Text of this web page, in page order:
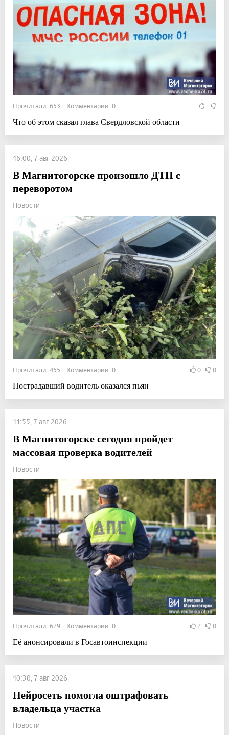
Прочитали: 653 Комментарии: 0
Что об этом сказал глава Свердловской области
16:00, 7 авг 2026
В Магнитогорске произошло ДТП с
переворотом
Новости
Прочитали: 455 Комментарии: 0 0 0
Пострадавший водитель оказался пьян
11:55, 7 авг 2026
В Магнитогорске сегодня пройдет
массовая проверка водителей
Новости
Прочитали: 679 Комментарии: 0 2 0
Её анонсировали в Госавтоинспекции
10:30, 7 авг 2026
Нейросеть помогла оштрафовать
владельца участка
Новости